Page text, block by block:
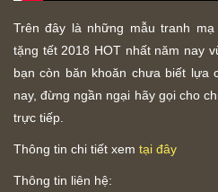
Trên đây là những mẫu tranh
tặng tết 2018 HOT nhất năm nay
bạn còn băn khoăn chưa biết lựa
nay, đừng ngần ngại hãy gọi cho
trực tiếp.
Thông tin chi tiết xem tại đây
Thông tin liên hệ: